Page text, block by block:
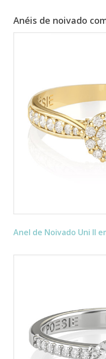
Anéis de noivado
Anel de Noivado Uni II